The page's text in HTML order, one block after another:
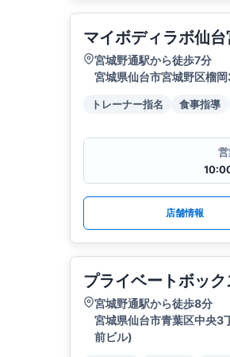
マイボディラボ仙
宮城野通駅から徒歩7分
宮城県仙台市宮城野区榴
トレーナー指名 食事指導
店舗情報
プライベートボッ
宮城野通駅から徒歩8分
宮城県仙台市青葉区中央3
前ビル)